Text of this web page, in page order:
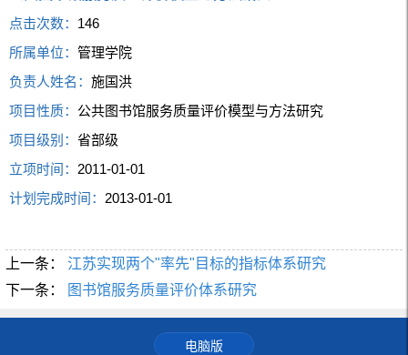
点击次数： 146
所属单位：管理学院
负责人姓名：施国洪
项目性质： 公共图书馆服务质量评价模型与方法研究
项目级别：省部级
立项时间： 2011-01-01
计划完成时间： 2013-01-01
上一条：
江苏实现两个"率先"目标的指标体系研究
下一条：
图书馆服务质量评价体系研究
电脑版